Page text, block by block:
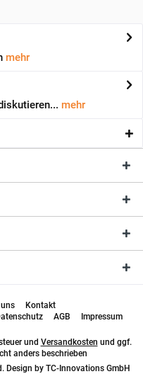
mehr
mehr
Kontakt
AGB Impressum
und Versandkosten und ggf.
anders beschrieben
Design by TC-Innovations GmbH